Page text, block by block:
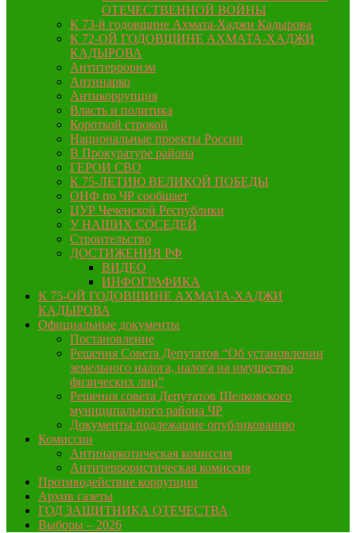
ОТЕЧЕСТВЕННОЙ ВОЙНЫ
К 73-й годовщине Ахмата-Хаджи Кадырова
К 72-ОЙ ГОДОВЩИНЕ АХМАТА-ХАДЖИ
КАДЫРОВА
Антитерроризм
Антинарко
Антикоррупция
Власть и политика
Короткой строкой
Национальные проекты России
В Прокуратуре района
ГЕРОИ СВО
К 75-ЛЕТИЮ ВЕЛИКОЙ ПОБЕДЫ
ОНФ по ЧР сообщает
ЦУР Чеченской Республики
У НАШИХ СОСЕДЕЙ
Строительство
ДОСТИЖЕНИЯ РФ
ВИДЕО
ИНФОГРАФИКА
К 75-ОЙ ГОДОВЩИНЕ АХМАТА-ХАДЖИ
КАДЫРОВА
Официальные документы
Постановление
Решения Совета Депутатов “Об установлении
земельного налога, налога на имущество
физических лиц”
Решения совета Депутатов Шелковского
муниципального района ЧР
Документы подлежащие опубликованию
Комиссии
Антинаркотическая комиссия
Антитеррористическая комиссия
Противодействие коррупции
Архив газеты
ГОД ЗАЩИТНИКА ОТЕЧЕСТВА
Выборы – 2026